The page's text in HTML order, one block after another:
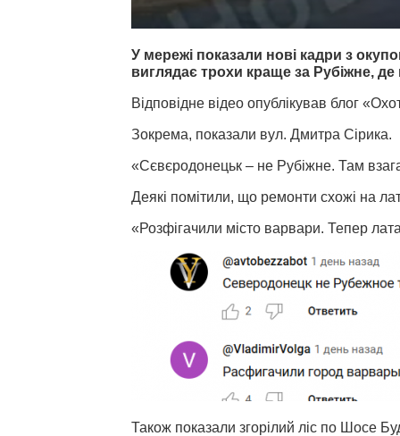
У мережі показали нові кадри з
виглядає трохи краще за Рубіжне, де
Відповідне відео опублікував блог
Зокрема, показали вул. Дмитра Сірика.
«Сєвєродонецьк – не Рубіжне. Там
Деякі помітили, що ремонти схожі на
«Розфігачили місто варвари. Тепер
Також показали згорілий ліс по Шосе